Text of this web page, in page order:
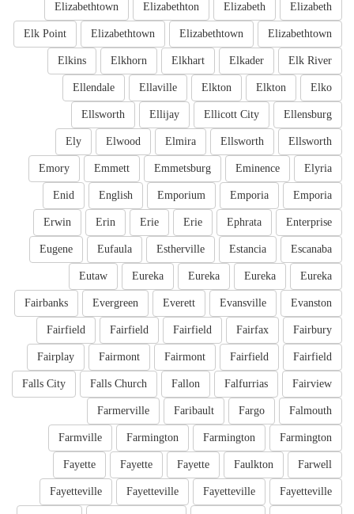
Elizabeth
Elizabeth
Elizabethton
Elizabethtown
Elizabethtown
Elizabethtown
Elizabethtown
Elk Point
Elk River
Elkader
Elkhart
Elkhorn
Elkins
Elko
Elkton
Elkton
Ellaville
Ellendale
Ellensburg
Ellicott City
Ellijay
Ellsworth
Ellsworth
Ellsworth
Elmira
Elwood
Ely
Elyria
Eminence
Emmetsburg
Emmett
Emory
Emporia
Emporia
Emporium
English
Enid
Enterprise
Ephrata
Erie
Erie
Erin
Erwin
Escanaba
Estancia
Estherville
Eufaula
Eugene
Eureka
Eureka
Eureka
Eureka
Eutaw
Evanston
Evansville
Everett
Evergreen
Fairbanks
Fairbury
Fairfax
Fairfield
Fairfield
Fairfield
Fairfield
Fairfield
Fairmont
Fairmont
Fairplay
Fairview
Falfurrias
Fallon
Falls Church
Falls City
Falmouth
Fargo
Faribault
Farmerville
Farmington
Farmington
Farmington
Farmville
Farwell
Faulkton
Fayette
Fayette
Fayette
Fayetteville
Fayetteville
Fayetteville
Fayetteville